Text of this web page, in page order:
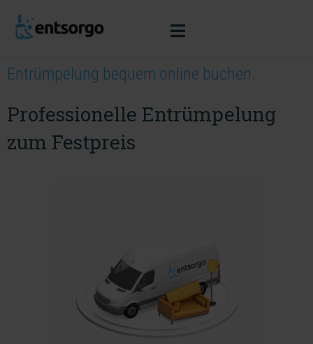
Entrümpelung bequem online buchen.
Professionelle Entrümpelung
zum Festpreis